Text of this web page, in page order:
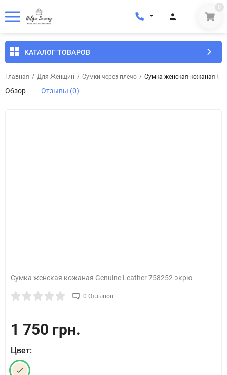
0
КАТАЛОГ ТОВАРОВ
Главная / Для Женщин / Сумки через плечо / Сумка женская кожаная
Обзор Отзывы (0)
Сумка женская кожаная Genuine Leather 758252 экрю
0 Отзывов
1 750 грн.
Цвет: